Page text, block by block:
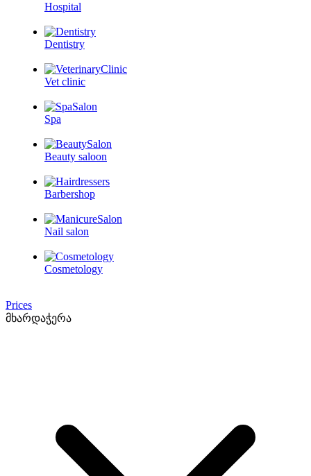
Hospital
Dentistry
Vet clinic
Spa
Beauty saloon
Barbershop
Nail salon
Cosmetology
Prices
მხარდაჭერა